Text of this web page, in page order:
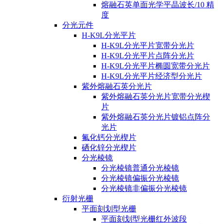
熔融石英单面光学平晶波长/10 精
度
分光元件
H-K9L分光平片
H-K9L分光平片宽带分光片
H-K9L分光平片点阵分光片
H-K9L分光平片椭圆宽带分光片
H-K9L分光平片经济型分光片
紫外熔融石英分光片
紫外熔融石英分光片宽带分光楔
片
紫外熔融石英分光片镀铝点阵分
光片
氟化钙分光楔片
硒化锌分光楔片
分光棱镜
分光棱镜普通分光棱镜
分光棱镜偏振分光棱镜
分光棱镜非偏振分光棱镜
衍射光栅
平面刻划型光栅
平面刻划型光栅红外波段